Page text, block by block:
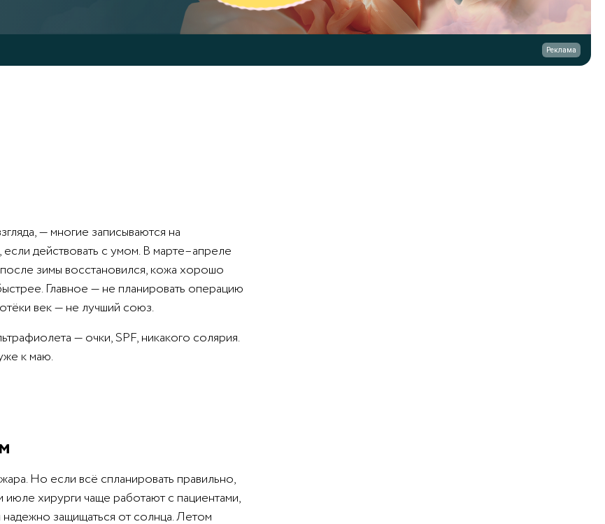
Реклама
— многие записываются на
действовать с умом. В марте–апреле
зимы восстановился, кожа хорошо
Главное — не планировать операцию
век — не лучший союз.
— очки, SPF, никакого солярия.
к маю.
Но если всё спланировать правильно,
хирурги чаще работают с пациентами,
защищаться от солнца. Летом